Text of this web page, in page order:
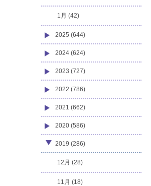
1月 (42)
2025 (644)
2024 (624)
2023 (727)
2022 (786)
2021 (662)
2020 (586)
2019 (286)
12月 (28)
11月 (18)